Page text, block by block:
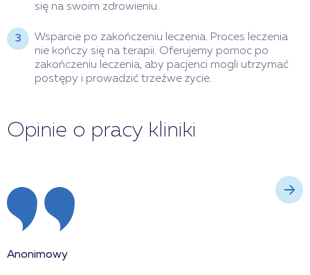
się na swoim zdrowieniu.
Wsparcie po zakończeniu leczenia. Proces leczenia
nie kończy się na terapii. Oferujemy pomoc po
zakończeniu leczenia, aby pacjenci mogli utrzymać
postępy i prowadzić trzeźwe życie.
Opinie o pracy kliniki
Anonimowy